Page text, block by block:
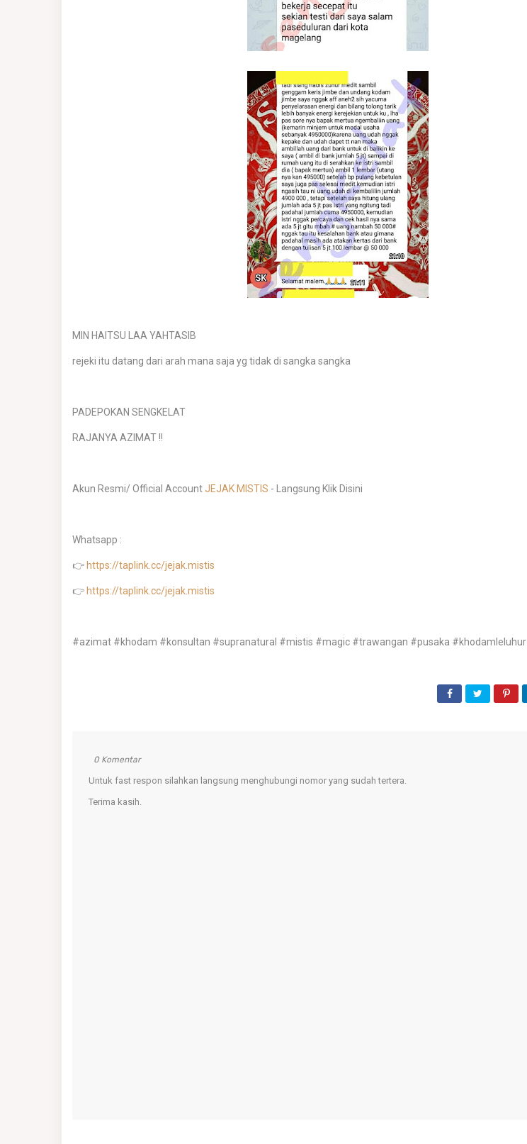
MIN HAITSU LAA YAHTASIB
rejeki itu datang dari arah mana saja yg tidak di sangka sangka
PADEPOKAN SENGKELAT
RAJANYA AZIMAT !!
Akun Resmi/ Official AccountJEJAK MISTIS - Langsung Klik Disini
Whatsapp :
👉 https://taplink.cc/jejak.mistis
👉 https://taplink.cc/jejak.mistis
#azimat #khodam #konsultan #supranatural #mistis #magic #trawangan #pusaka #khodamleluhur
0 Komentar
Untuk fast respon silahkan langsung menghubungi nomor yang sudah tertera.
Terima kasih.